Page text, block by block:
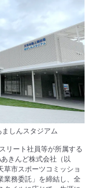
しんスタジアム
リート社員等が所属する
きんど株式会社（以
草市スポーツコミッショ
業務委託」を締結し、全